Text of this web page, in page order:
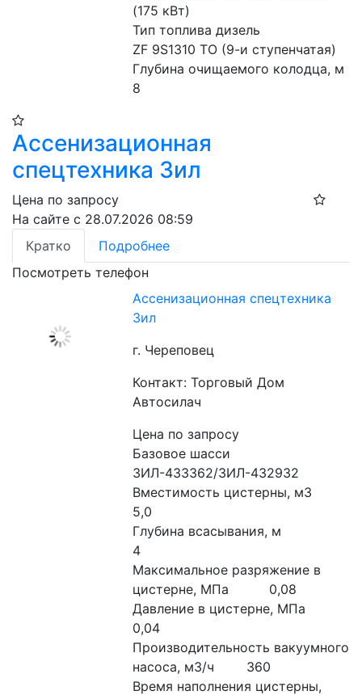
(175 кВт)
Тип топлива дизель
ZF 9S1310 ТО (9-и ступенчатая)
Глубина очищаемого колодца, м
8
Ассенизационная
спецтехника Зил
Цена по запросу
На сайте с 28.07.2026 08:59
Кратко
Подробнее
Посмотреть телефон
Ассенизационная спецтехника
Зил
г. Череповец
Контакт: Торговый Дом
Автосилач
Цена по запросу
Базовое шасси
ЗИЛ-433362/ЗИЛ-432932
Вместимость цистерны, м3
5,0
Глубина всасывания, м
4
Максимальное разряжение в
цистерне, МПа          0,08
Давление в цистерне, МПа
0,04
Производительность вакуумного
насоса, м3/ч        360
Время наполнения цистерны,